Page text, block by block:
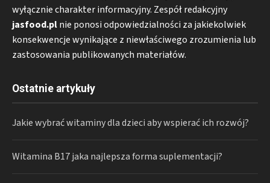
wyłącznie charakter informacyjny. Zespół redakcyjny
jasfood.plnie ponosi odpowiedzialności za jakiekolwiek
konsekwencje wynikające z niewłaściwego zrozumienia lub
zastosowania publikowanych materiałów.
Ostatnie artykuły
Jakie wybrać witaminy dla dzieci aby wspierać ich rozwój?
Witamina B17 jaka najlepsza forma suplementacji?